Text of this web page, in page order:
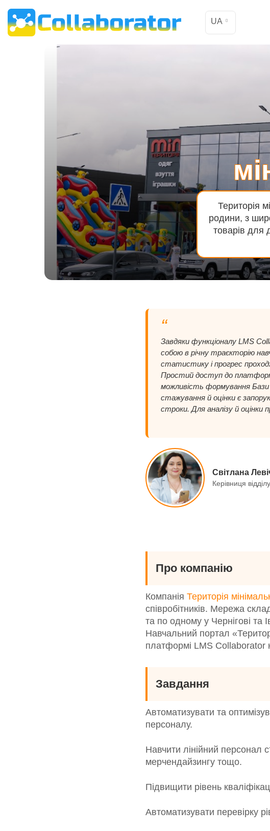
UA
Територія
родини, з
товарів для
“
Завдяки функціоналу LMS
собою в річну траєкторію
статистику і прогрес
Простий доступ до
можливість формування Бази
стажування й оцінки є
строки. Для аналізу й оцінки
Світлана
Керівниця
Про компанію
Компанія Територія
співробітників. Мережа
та по одному у Чернігові та
Навчальний портал
платформі LMS Collaborator
Завдання
Автоматизувати та
персоналу.
Навчити лінійний персонал
мерчендайзингу тощо.
Підвищити рівень
Автоматизувати перевірку